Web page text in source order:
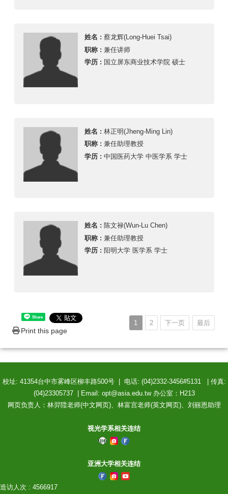
姓名 :蔡龙辉(Long-Huei Tsai)
职称 :兼任讲师
学历 : 国立屏东商业技术学院 硕士
姓名 :林正明(Jheng-Ming Lin)
职称 :兼任助理教授
学历 :中国医药大学 中医学系 学士
姓名 : 陈文禄(Wun-Lu Chen)
职称 :兼任助理教授
学历 : 阳明大学 医学系 学士
1 2 下一页 最后
Share
Print this page
校址: 41354台中市雾峰区柳丰路500号 | 电话: (04)2332-3456#5131 | 传真:
(04)23305737 | Email: opt@asia.edu.tw 办公室：H213
网页负责人：林羿陞老师(中文网页)、林富宫老师(英文网页)、刘丽恩助理
视光学系相关连结
亚洲大学相关连结
造访人次 : 4566917